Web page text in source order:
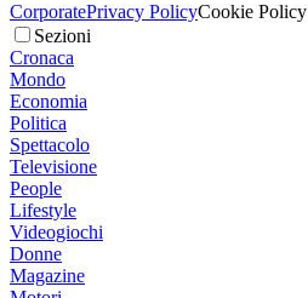
CorporatePrivacy PolicyCookie Policy
Sezioni
Cronaca
Mondo
Economia
Politica
Spettacolo
Televisione
People
Lifestyle
Videogiochi
Donne
Magazine